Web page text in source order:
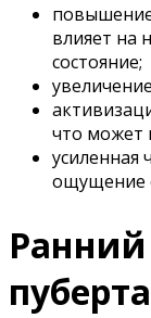
влияет на
состояние;
что может
усиленная
ощущение